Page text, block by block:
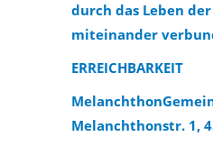
durch das Leben
miteinander
ERREICHBARKEIT
Melanchthonstr. 1,